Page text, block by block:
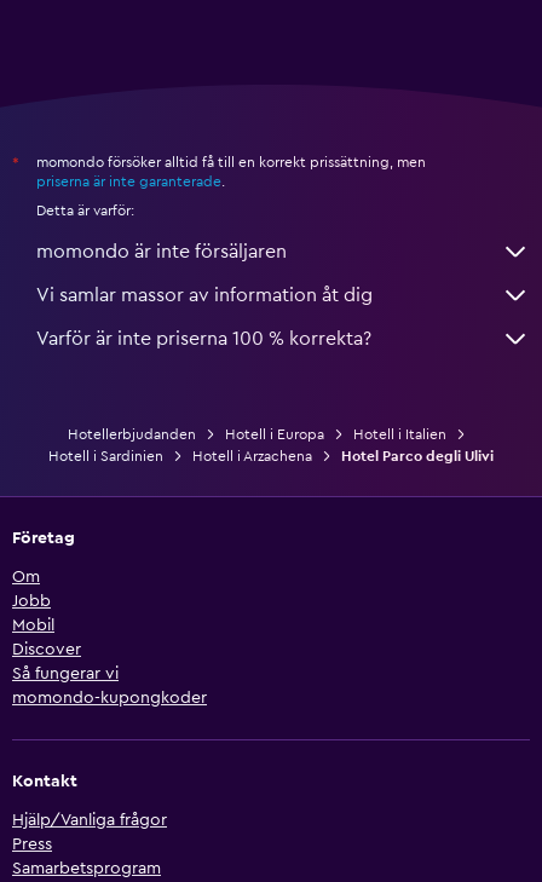
*
momondo försöker alltid få till en korrekt prissättning, men
priserna är inte garanterade
Detta är varför:
momondo är inte försäljaren
Vi samlar massor av information åt dig
Varför är inte priserna 100 % korrekta?
Hotellerbjudanden Hotell i Europa
Hotell i Italien
Hotell i Sardinien
Hotell i Arzachena Hotel Parco degli Ulivi
Företag
Om
Jobb
Mobil
Discover
Så fungerar vi
momondo-kupongkoder
Kontakt
Hjälp/Vanliga frågor
Press
Samarbetsprogram